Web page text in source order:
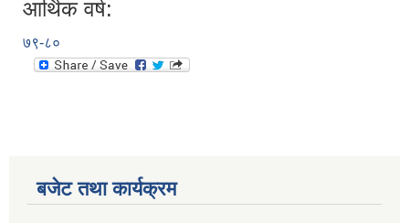
आर्थिक वर्ष:
७९-८०
बजेट तथा कार्यक्रम